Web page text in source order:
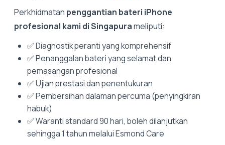
Perkhidmatan penggantian bateri iPhone
profesional kami di Singapurameliputi:
✅ Diagnostik peranti yang komprehensif
✅ Penanggalan bateri yang selamat dan
pemasangan profesional
✅ Ujian prestasi dan penentukuran
✅ Pembersihan dalaman percuma (penyingkiran
habuk)
✅ Waranti standard 90 hari, boleh dilanjutkan
sehingga 1 tahun melalui Esmond Care